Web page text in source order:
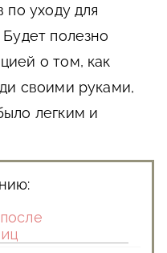
по уходу для
полезно
о том, как
своими руками,
легким и